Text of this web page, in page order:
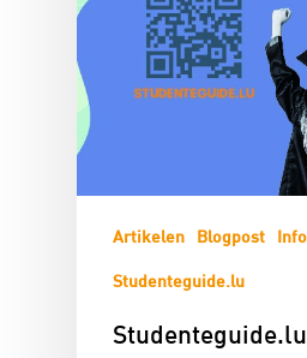
Artikelen Blogpost
Studenteguide.lu